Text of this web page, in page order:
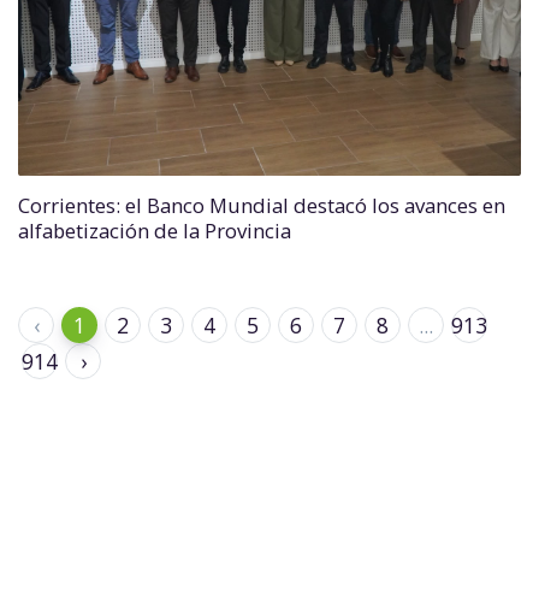
Corrientes: el Banco Mundial destacó los avances en
alfabetización de la Provincia
‹ 1 2 3 4 5 6 7 8 ...
913
914
›